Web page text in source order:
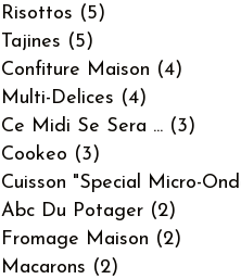
Risottos (5)
Tajines (5)
Confiture Maison (4)
Multi-Delices (4)
Ce Midi Se Sera ... (3)
Cookeo (3)
Cuisson "special Micro-
Abc Du Potager (2)
Fromage Maison (2)
Macarons (2)